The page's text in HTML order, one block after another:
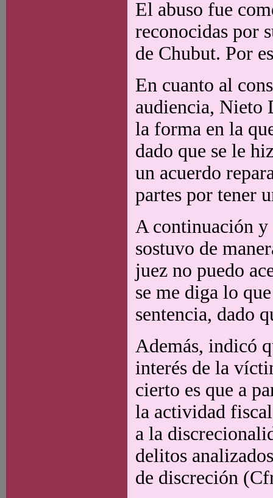
El abuso fue
reconocidas por
de Chubut. Por
En cuanto al
audiencia, Nieto
la forma en la
dado que se le
un acuerdo
partes por tener
A continuación y
sostuvo de
juez no puedo
se me diga lo
sentencia, dado
Además, indicó
interés de la
cierto es que a
la actividad
a la
delitos
de discreción